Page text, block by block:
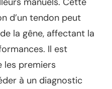
d’un tendon peut
la gêne, affectant la
Il est
les premiers
à un diagnostic